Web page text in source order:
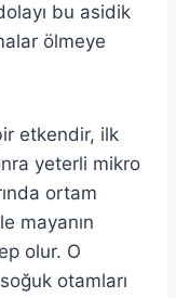
bu asidik
ölmeye
etkendir, ilk
yeterli mikro
ortam
mayanın
olur. O
otamları